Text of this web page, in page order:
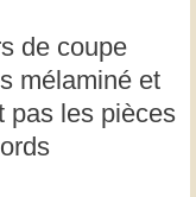
de coupe
mélaminé et
pas les pièces